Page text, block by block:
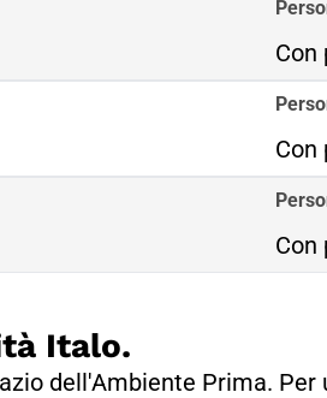
Con
Con
Con
Italo.
dell'Ambiente Prima. Per